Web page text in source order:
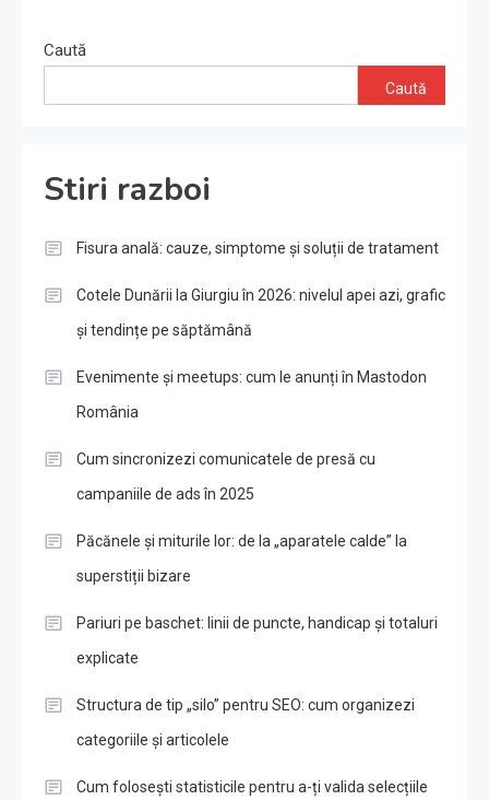
Caută
Caută
Stiri razboi
Fisura anală: cauze, simptome și soluții de tratament
Cotele Dunării la Giurgiu în 2026: nivelul apei azi, grafic
și tendințe pe săptămână
Evenimente și meetups: cum le anunți în Mastodon
România
Cum sincronizezi comunicatele de presă cu
campaniile de ads în 2025
Păcănele și miturile lor: de la „aparatele calde” la
superstiții bizare
Pariuri pe baschet: linii de puncte, handicap și totaluri
explicate
Structura de tip „silo” pentru SEO: cum organizezi
categoriile și articolele
Cum folosești statisticile pentru a-ți valida selecțiile